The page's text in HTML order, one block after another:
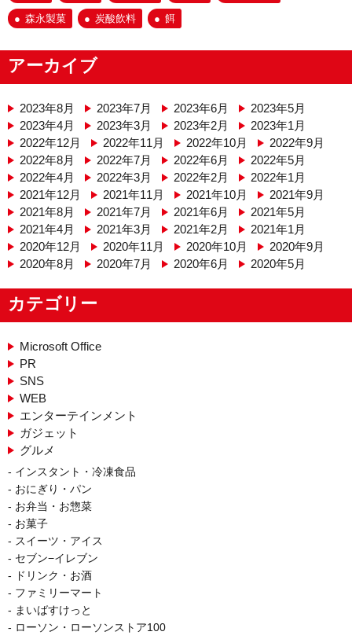
森永製菓 炭酸飲料 餌
アーカイブ
2023年8月 2023年7月 2023年6月
2023年5月
2023年4月
2023年3月 2023年2月
2023年1月
2022年12月
2022年11月 2022年10月
2022年9月
2022年8月
2022年7月 2022年6月
2022年5月
2022年4月
2022年3月 2022年2月
2022年1月
2021年12月
2021年11月 2021年10月
2021年9月
2021年8月
2021年7月 2021年6月
2021年5月
2021年4月
2021年3月 2021年2月
2021年1月
2020年12月
2020年11月 2020年10月
2020年9月
2020年8月
2020年7月 2020年6月 2020年5月
カテゴリー
Microsoft Office
PR
SNS
WEB
エンターテインメント
ガジェット
グルメ
インスタント・冷凍食品
おにぎり・パン
お弁当・お惣菜
お菓子
スイーツ・アイス
セブン−イレブン
ドリンク・お酒
ファミリーマート
まいばすけっと
ローソン・ローソンストア100